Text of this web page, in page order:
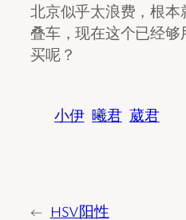
北京似乎太浪费，根
叠车，现在这个已经
买呢？
小伊 曦君 葳君
← HSV阳性